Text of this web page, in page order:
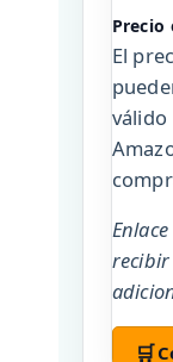
Precio
El
válido
recibir
🛒